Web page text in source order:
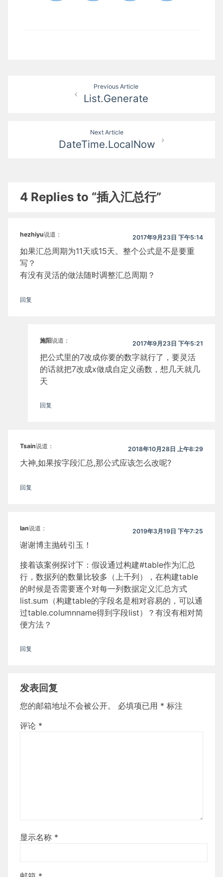
Previous Article
List.Generate
Next Article
DateTime.LocalNow
4 Replies to “插入汇总行”
hezhiyu说道： 2017年9月23日 下午5:14
如果汇总周期为11天或15天。整个公式是不是要重
写？
有没有灵活的做法随时调整汇总周期？
回复
施阳说道： 2017年9月23日 下午5:21
把公式里的7改成你要的数字就行了，要灵活
的话就把7改成x做成自定义函数，想几天就几
天
回复
Tsain说道： 2018年10月28日 上午8:29
大神,如果按字段汇总,那公式应该怎么改呢?
回复
Ian说道： 2019年3月19日 下午7:25
谢谢博主抛砖引玉！
接着该案例探讨下：假设通过构建#table作为汇总
行，数据列的数量比较多（上千列），在构建table
的时候是否需要逐个对每一列数据定义汇总方式
list.sum（构建table的字段名是相对容易的，可以通
过table.columnname得到字段list）？有没有相对简
便方法？
回复
发表回复
您的邮箱地址不会被公开。 必填项已用 * 标注
评论 *
显示名称 *